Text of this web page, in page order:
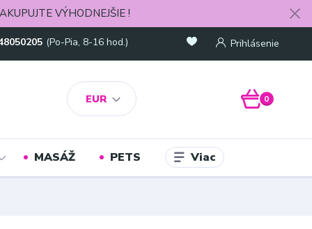
VÝHODNEJŠIE !
EUR
Prihlásenie
(Po-Pia, 8-16 hod.)
0
MASÁŽ PETS Viac